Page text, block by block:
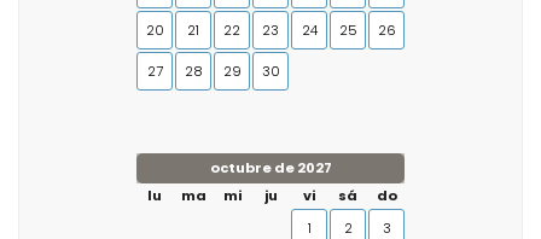
20 21 22 23 24 25 26
27 28 29 30
octubre de 2027
lu
ma mi ju vi sá
do
1
2 3